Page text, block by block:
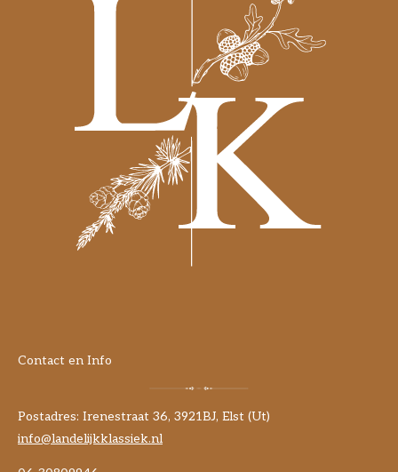
Contact en Info
Postadres: Irenestraat 36, 3921BJ, Elst (Ut)
info@landelijkklassiek.nl